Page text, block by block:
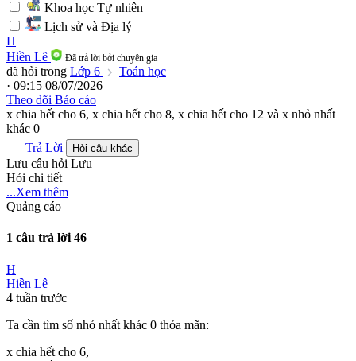
Khoa học Tự nhiên
Lịch sử và Địa lý
H
Hiền Lê
Đã trả lời bởi chuyên gia
đã hỏi trong Lớp 6
Toán học
· 09:15 08/07/2026
Theo dõi Báo cáo
x chia hết cho 6, x chia hết cho 8, x chia hết cho 12 và x nhỏ nhất
khác 0
Trả Lời
Hỏi câu khác
Lưu câu hỏi Lưu
Hỏi chi tiết
...Xem thêm
Quảng cáo
1 câu trả lời 46
H
Hiền Lê
4 tuần trước
Ta cần tìm số nhỏ nhất khác 0 thỏa mãn:
x chia hết cho 6,